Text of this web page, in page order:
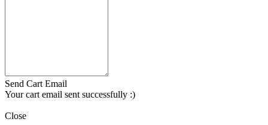
Send Cart Email
Your cart email sent successfully :)
Close